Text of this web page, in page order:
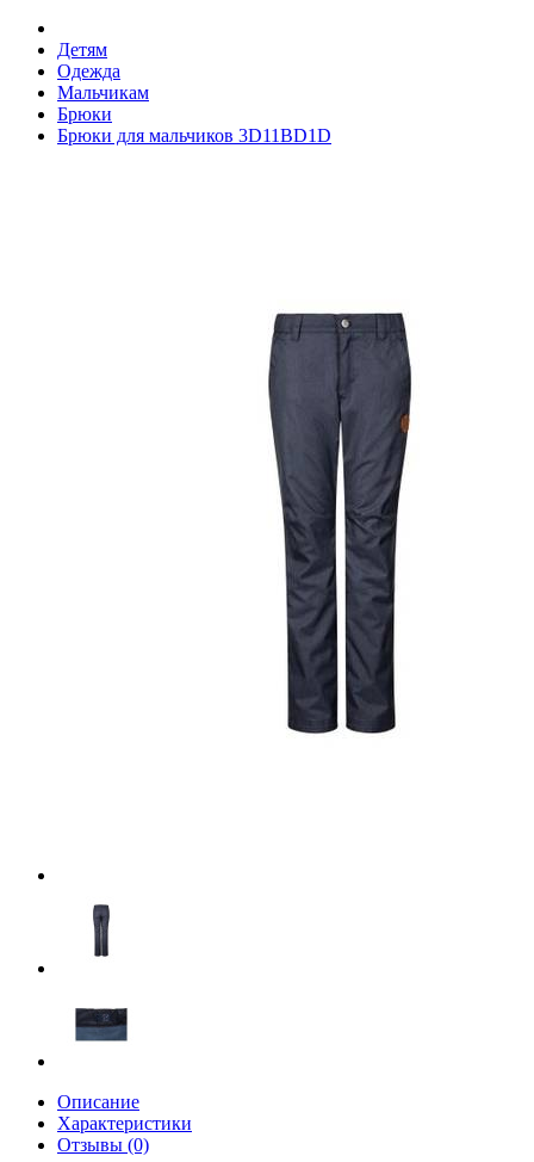
Детям
Одежда
Мальчикам
Брюки
Брюки для мальчиков 3D11BD1D
Описание
Характеристики
Отзывы (0)